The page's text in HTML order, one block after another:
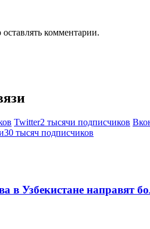
комментарии.
Twitter2 тысячи подписчиков
30 тысяч подписчиков
в Узбекистане направят